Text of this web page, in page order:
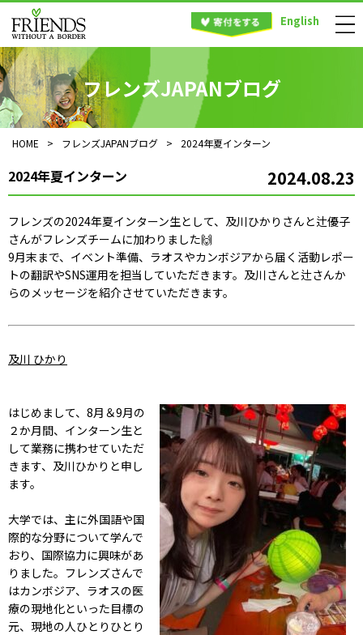
English
フレンズJAPANブログ
HOME > フレンズJAPANブログ > 2024年夏インターン
2024年夏インターン 2024.08.23
フレンズの2024年夏インターン生として、及川ひかりさんと辻優子
さんがフレンズチームに加わりました🙌
9月末まで、イベント準備、ラオスやカンボジアから届く活動レポー
トの翻訳やSNS運用を担当していただきます。及川さんと辻さんか
らのメッセージを紹介させていただきます。
及川 ひかり
はじめまして、8月＆9月の
２か月間、インターン生と
して業務に携わせていただ
きます、及川ひかりと申し
ます。
大学では、主に外国語や国
際的な分野について学んで
おり、国際協力に興味があ
りました。フレンズさんで
はカンボジア、ラオスの医
療の現地化といった目標の
元、現地の人ひとりひとり